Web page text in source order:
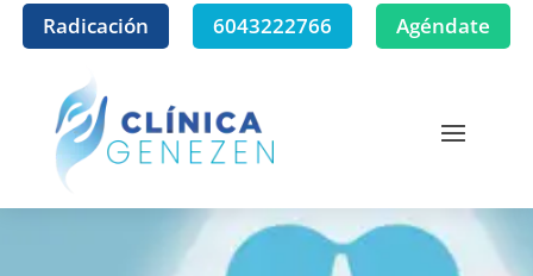
Radicación 6043222766 Agéndate